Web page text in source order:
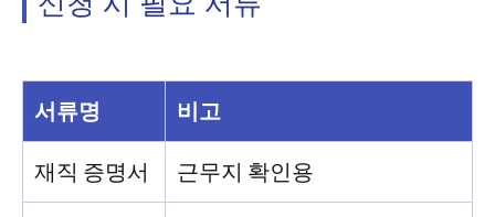
서류명 비고
재직 증명서 근무지 확인용